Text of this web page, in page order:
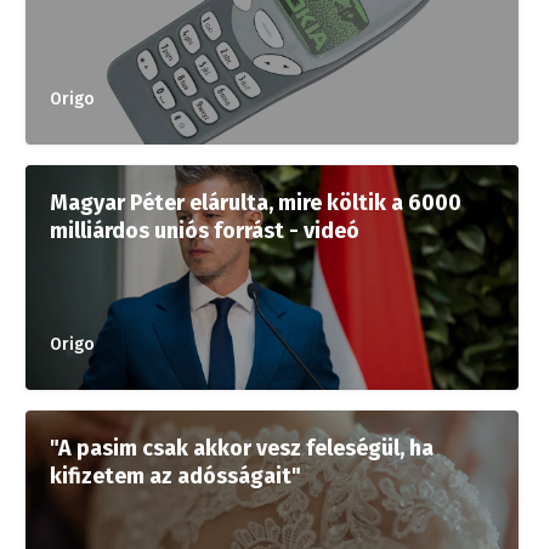
Origo
Magyar Péter elárulta, mire költik a 6000
milliárdos uniós forrást - videó
Origo
"A pasim csak akkor vesz feleségül, ha
kifizetem az adósságait"